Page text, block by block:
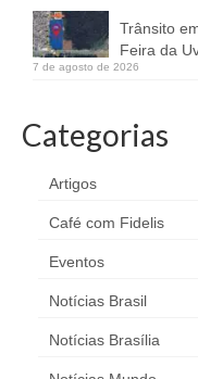
Trânsito
Feira da
7 de agosto de 2026
Categorias
Artigos
Café com Fidelis
Eventos
Notícias Brasil
Notícias Brasília